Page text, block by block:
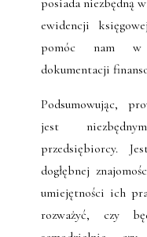
posiada niezbędną
ewidencji
pomóc nam w
dokumentacji
Podsumowując,
jest
przedsiębiorcy.
dogłębnej
umiejętności ich
rozważyć, czy